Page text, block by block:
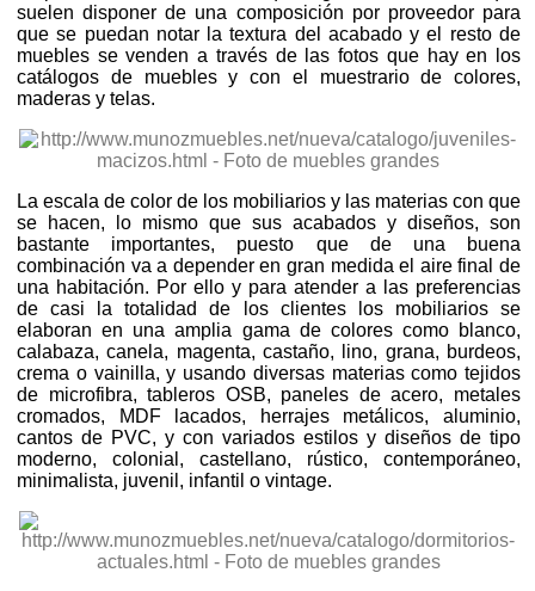
suelen disponer de una composición por proveedor para
que se puedan notar la textura del acabado y el resto de
muebles se venden a través de las fotos que hay en los
catálogos de muebles y con el muestrario de colores,
maderas y telas.
La escala de color de los mobiliarios y las materias con que
se hacen, lo mismo que sus acabados y diseños, son
bastante importantes, puesto que de una buena
combinación va a depender en gran medida el aire final de
una habitación. Por ello y para atender a las preferencias
de casi la totalidad de los clientes los mobiliarios se
elaboran en una amplia gama de colores como blanco,
calabaza, canela, magenta, castaño, lino, grana, burdeos,
crema o vainilla, y usando diversas materias como tejidos
de microfibra, tableros OSB, paneles de acero, metales
cromados, MDF lacados, herrajes metálicos, aluminio,
cantos de PVC, y con variados estilos y diseños de tipo
moderno, colonial, castellano, rústico, contemporáneo,
minimalista, juvenil, infantil o vintage.